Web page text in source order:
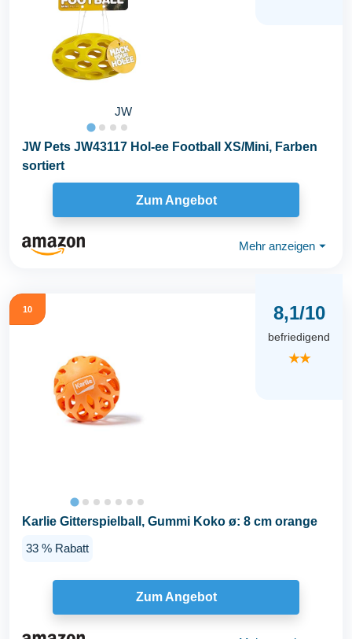
JW
JW Pets JW43117 Hol-ee Football XS/Mini, Farben
sortiert
Zum Angebot
Mehr anzeigen ⏷
10 8,1/10
befriedigend
★★
Karlie Gitterspielball, Gummi Koko ø: 8 cm orange
33 % Rabatt
Zum Angebot